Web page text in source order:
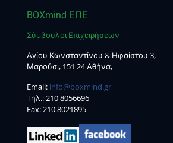
BOXmind ΕΠΕ
Σύμβουλοι Επιχειρήσεων
Αγίου Κωνσταντίνου & Ηφαίστου 3,
Μαρούσι, 151 24 Αθήνα,
Email: info@boxmind.gr
Tηλ.:210 8056696
Fax: 210 8021895